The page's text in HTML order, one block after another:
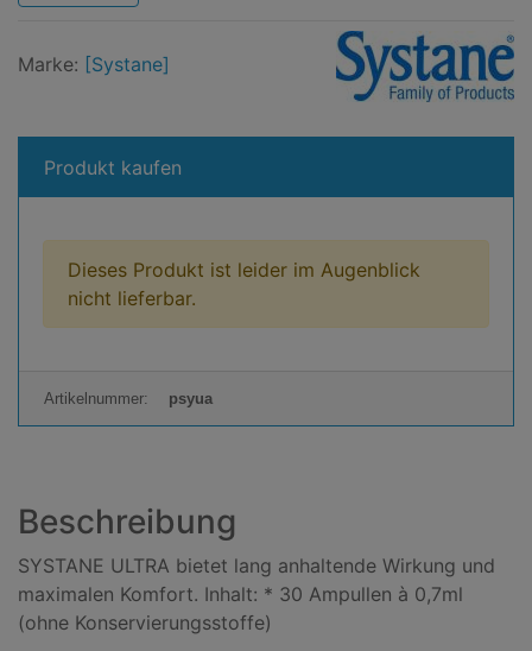
Marke: [Systane]
Marke
Systane
Produkt kaufen
Dieses Produkt ist leider im Augenblick
nicht lieferbar.
Artikelnummer: psyua
Beschreibung
SYSTANE ULTRA bietet lang anhaltende Wirkung und
maximalen Komfort. Inhalt: * 30 Ampullen à 0,7ml
(ohne Konservierungsstoffe)